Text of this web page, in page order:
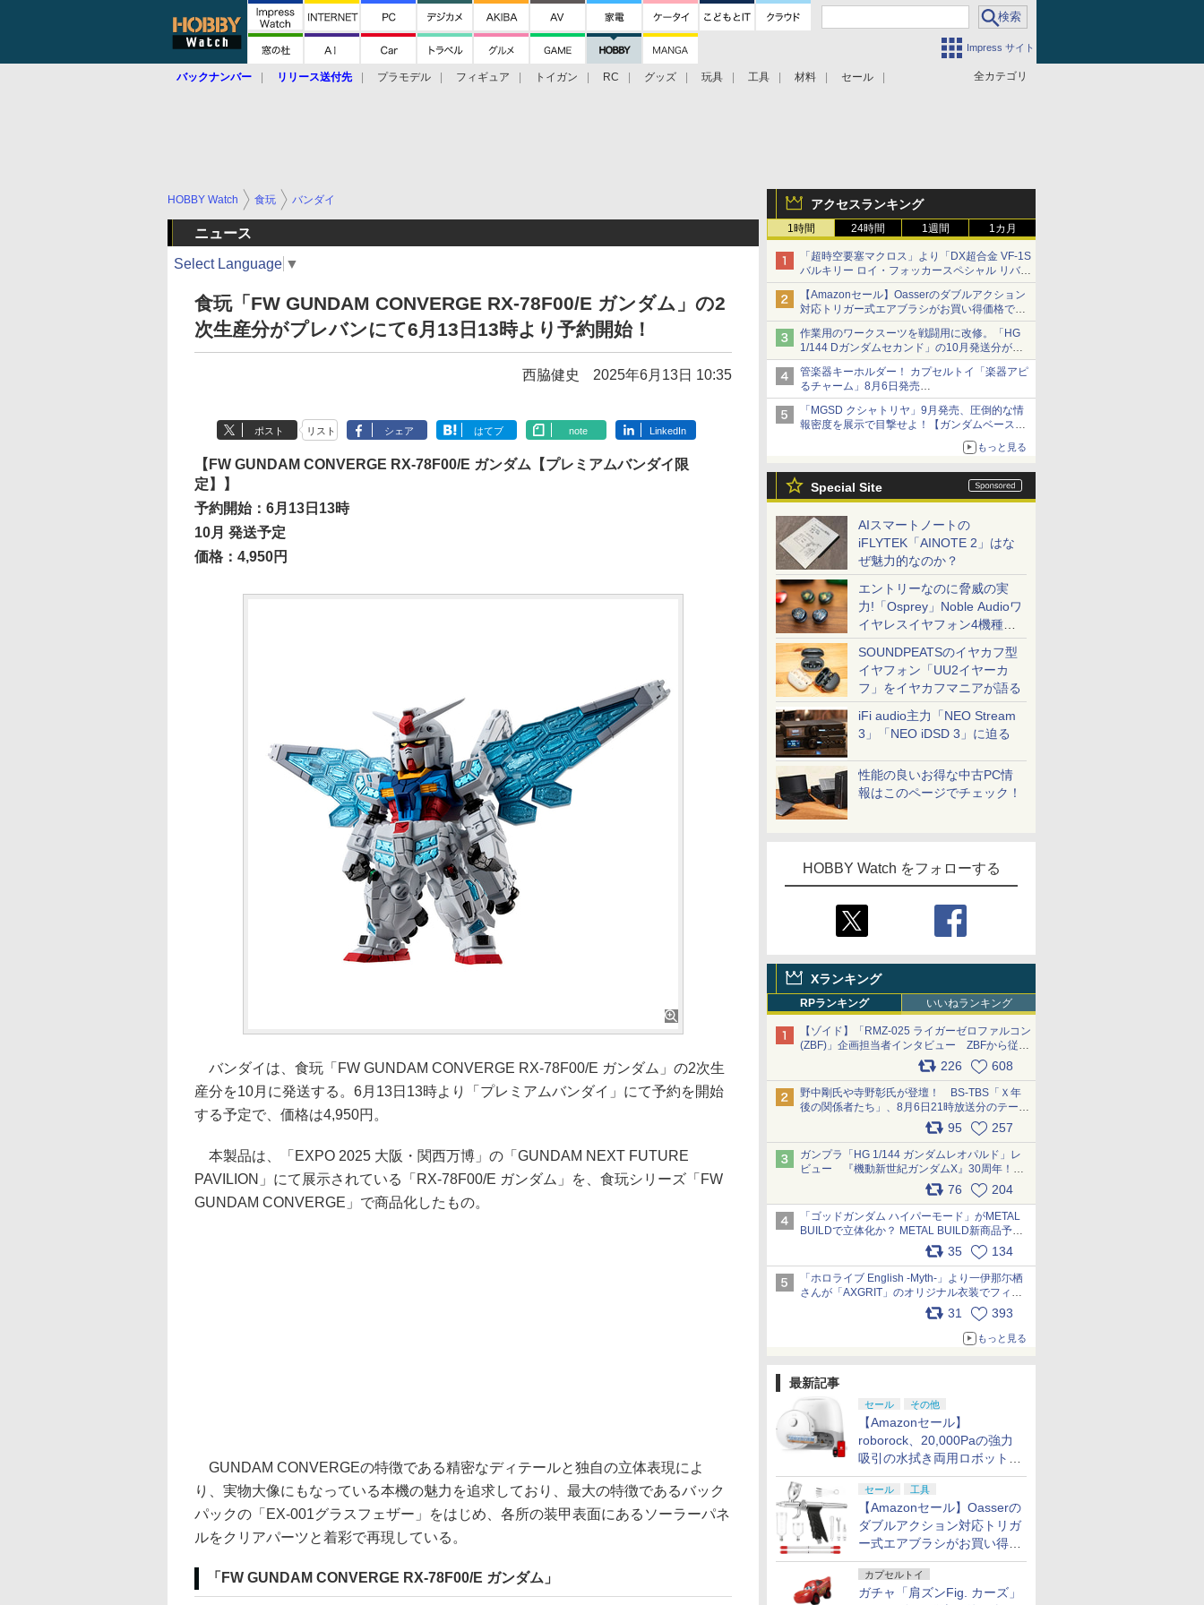
Impress サイト
全カテゴリ
バックナンバー リリース送付先 プラモデル フィギュア トイガン RC グッズ 玩具 工具 材料 セール
アクセスランキング
1時間 24時間 1週間 1カ月
「超時空要塞マクロス」より「DX超合金 VF-1S
バルキリー ロイ・フォッカースペシャル リバイ
バルVer.」本日発売！
【Amazonセール】Oasserのダブルアクション
対応トリガー式エアブラシがお買い得価格で登
場！
作業用のワークスーツを戦闘用に改修。「HG
1/144 Dガンダムセカンド」の10月発送分が予
約受付中【ガンダムベース撮り下ろし】
管楽器キーホルダー！ カプセルトイ「楽器アピ
るチャーム」8月6日発売
チューバ、テナサクなど5種各3色
「MGSD クシャトリヤ」9月発売、圧倒的な情
報密度を展示で目撃せよ！【ガンダムベース撮
もっと見る
Special Site
AIスマートノートの
iFLYTEK「AINOTE 2」はな
ぜ魅力的なのか？
エントリーなのに脅威の実
力!「Osprey」Noble Audioワ
イヤレスイヤフォン4機種を
一気に聴く
SOUNDPEATSのイヤカフ型
イヤフォン「UU2イヤーカ
フ」をイヤカフマニアが語る
iFi audio主力「NEO Stream
3」「NEO iDSD 3」に迫る
性能の良いお得な中古PC情
報はこのページでチェック！
HOBBY Watch をフォローする
Xランキング
RPランキング いいねランキング
【ゾイド】「RMZ-025 ライガーゼロファルコン
(ZBF)」企画担当者インタビュー ZBFから従来
デザインまで再現可能なボリューム満点のキッ
ト pic.x.com/6zOqQAQKkX
226 608
野中剛氏や寺野彰氏が登壇！ BS-TBS「Ｘ年
後の関係者たち」、8月6日21時放送分のテーマ
は「超合金」！ pic.x.com/uWyt1uyuFm
95 257
ガンプラ「HG 1/144 ガンダムレオパルド」レ
ビュー 『機動新世紀ガンダムX』30周年！イ
ンナーアームガトリングの変形機構まで再現し
最新フォーマットでキット化！
pic.x.com/nszPIDTpbg
76 204
「ゴッドガンダム ハイパーモード」がMETAL
BUILDで立体化か？ METAL BUILD新商品予告
が公開 pic.x.com/HIcLLIM3ar35 134
「ホロライブ English -Myth-」より一伊那尓栖
さんが「AXGRIT」のオリジナル衣装でフィギ
ュア化 pic.x.com/YMGhdIAzNa
31 393
もっと見る
最新記事
セール その他
【Amazonセール】
roborock、20,000Paの強力
吸引の水拭き両用ロボット掃
除機「Qrevo Curv 2 Flow」
がお買い得！
セール 工具
【Amazonセール】Oasserの
ダブルアクション対応トリガ
ー式エアブラシがお買い得価
格で登場！
カプセルトイ
ガチャ「肩ズンFig. カーズ」
HOBBY Watch 食玩 バンダイ
ニュース
Select Language ▼
食玩「FW GUNDAM CONVERGE RX-78F00/E ガンダム」の2
次生産分がプレバンにて6月13日13時より予約開始！
西脇健史 2025年6月13日 10:35
ポスト リスト シェア はてブ note LinkedIn
【FW GUNDAM CONVERGE RX-78F00/E ガンダム【プレミアムバンダイ限
定】】
予約開始：6月13日13時
10月 発送予定
価格：4,950円
バンダイは、食玩「FW GUNDAM CONVERGE RX-78F00/E ガンダム」の2次生
産分を10月に発送する。6月13日13時より「プレミアムバンダイ」にて予約を開始
する予定で、価格は4,950円。
本製品は、「EXPO 2025 大阪・関西万博」の「GUNDAM NEXT FUTURE
PAVILION」にて展示されている「RX-78F00/E ガンダム」を、食玩シリーズ「FW
GUNDAM CONVERGE」で商品化したもの。
GUNDAM CONVERGEの特徴である精密なディテールと独自の立体表現によ
り、実物大像にもなっている本機の魅力を追求しており、最大の特徴であるバック
パックの「EX-001グラスフェザー」をはじめ、各所の装甲表面にあるソーラーパネ
ルをクリアパーツと着彩で再現している。
「FW GUNDAM CONVERGE RX-78F00/E ガンダム」